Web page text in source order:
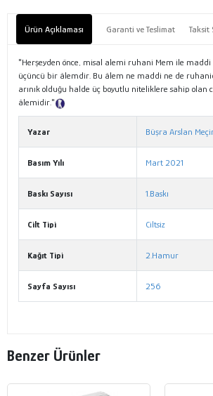
Ürün Açıklaması Garanti ve Teslimat Taksit
"Herşeyden önce, misal alemi ruhani Mem ile
üçüncü bir âlemdir. Bu âlem ne maddi ne de
arınık olduğu halde üç boyutlu niteliklere sahip olan
âlemidir."
Yazar Büşra Arslan
Basım Yılı Mart 2021
Baskı Sayısı 1.Baskı
Cilt Tipi Ciltsiz
Kağıt Tipi 2.Hamur
Sayfa Sayısı 256
Benzer Ürünler